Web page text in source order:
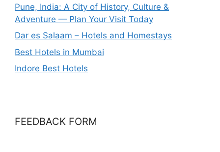
Pune, India: A City of History, Culture &
Adventure — Plan Your Visit Today
Dar es Salaam – Hotels and Homestays
Best Hotels in Mumbai
Indore Best Hotels
FEEDBACK FORM